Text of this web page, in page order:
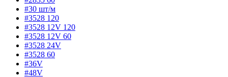
#30 шт/м
#3528 120
#3528 12V 120
#3528 12V 60
#3528 24V
#3528 60
#36V
#48V